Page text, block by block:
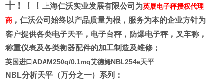
十！！！
上海仁沃实业发展有限公司为英展电子秤授权代理
商 ，仁沃公司始终以产品质量为根，服务为本的企业方针为
客户提供各类电子天平，电子台秤，防爆电子秤，叉车称，
称重仪表及各类衡器配件的加工制造及维修；
英国进口ADAM250g/0.1mg艾德姆NBL254e天平
NBL分析天平（万分之一）系列：